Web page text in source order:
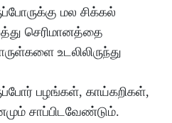
மல சிக்கல்
செரிமானத்தை
உடலிலிருந்து
பழங்கள், காய்கறிகள்,
சாப்பிடவேண்டும்.